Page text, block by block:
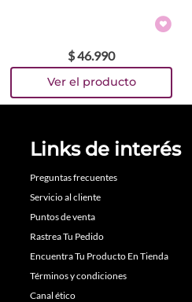
$46.990
Links de interés
Preguntas frecuentes
Servicio al cliente
Puntos de venta
Rastrea Tu Pedido
Encuentra Tu Producto En Tienda
Términos y condiciones
Canal ético